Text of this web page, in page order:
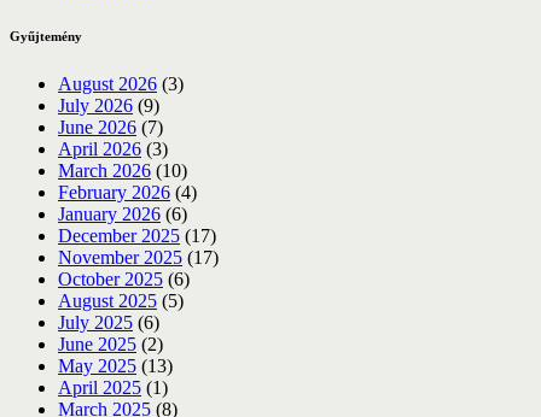
Gyűjtemény
August 2026 (3)
July 2026 (9)
June 2026 (7)
April 2026 (3)
March 2026 (10)
February 2026 (4)
January 2026 (6)
December 2025 (17)
November 2025 (17)
October 2025 (6)
August 2025 (5)
July 2025 (6)
June 2025 (2)
May 2025 (13)
April 2025 (1)
March 2025 (8)